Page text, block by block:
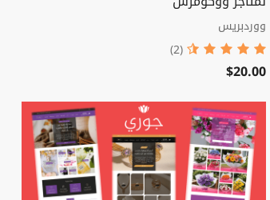
ووردبريس
(2)
$20.00